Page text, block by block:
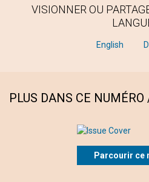
VISIONNER OU
English
PLUS DANS CE
Parcourir ce